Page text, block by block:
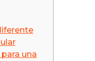
una